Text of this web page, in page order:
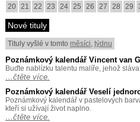
20 21 22 23 24 25 26 27 28 29
Nové tituly
Tituly vyšlé v tomto měsíci, týdnu
Poznámkový kalendář Vincent van
Buďte nablízku talentu malíře, jehož
…čtěte více.
Poznámkový kalendář Veselí
Poznámkový kalendář v pastelových
kteří si užívají život naplno.
…čtěte více.